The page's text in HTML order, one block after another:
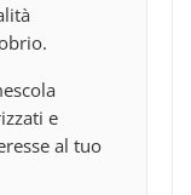
e
al tuo